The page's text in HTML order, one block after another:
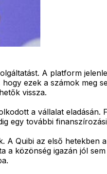
A platform
ezek a számok meg
vissza.
a vállalat eladásán.
egy további
Quibi az első hetekben
a közönség igazán jól